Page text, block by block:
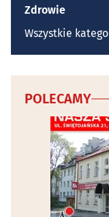
Zdrowie
Wszystkie
POLECAMY